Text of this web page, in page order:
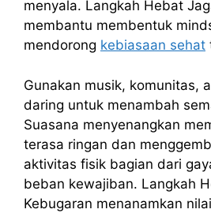
menyala. Langkah Hebat
membantu membentuk
mendorong kebiasaan sehat
Gunakan musik, komunitas,
daring untuk menambah
Suasana menyenangkan
terasa ringan dan
aktivitas fisik bagian dari
beban kewajiban. Langkah
Kebugaran menanamkan